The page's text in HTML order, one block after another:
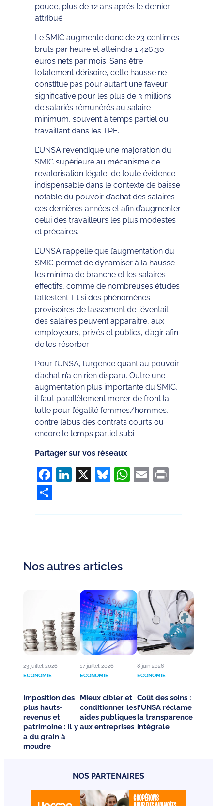
pouce, plus de 12 ans après le dernier
attribué.
Le SMIC augmente donc de 23 centimes
bruts par heure et atteindra 1 426,30
euros nets par mois. Sans être
totalement dérisoire, cette hausse ne
constitue pas pour autant une faveur
significative pour les plus de 3 millions
de salariés rémunérés au salaire
minimum, souvent à temps partiel ou
travaillant dans les TPE.
L’UNSA revendique une majoration du
SMIC supérieure au mécanisme de
revalorisation légale, de toute évidence
indispensable dans le contexte de baisse
notable du pouvoir d’achat des salaires
ces dernières années et afin d’augmenter
celui des travailleurs les plus modestes
et précaires.
L’UNSA rappelle que l’augmentation du
SMIC permet de dynamiser à la hausse
les minima de branche et les salaires
effectifs, comme de nombreuses études
l’attestent. Et si des phénomènes
provisoires de tassement de l’éventail
des salaires peuvent apparaitre, aux
employeurs, privés et publics, d’agir afin
de les résorber.
Pour l’UNSA, l’urgence quant au pouvoir
d’achat n’a en rien disparu. Outre une
augmentation plus importante du SMIC,
il faut parallèlement mener de front la
lutte pour l’égalité femmes/hommes,
contre l’abus des contrats courts ou
encore le temps partiel subi.
Partager sur vos réseaux
Facebook
LinkedIn
X Bluesky
WhatsApp
Email
Nos autres articles
23 juillet 2026
ECONOMIE
Imposition des
plus hauts-
revenus et
patrimoine : il y
a du grain à
moudre
17 juillet 2026
ECONOMIE
Mieux cibler et
conditionner les
aides publiques
aux entreprises
8 juin 2026
ECONOMIE
Coût des soins :
l’UNSA réclame
la transparence
intégrale
NOS PARTENAIRES